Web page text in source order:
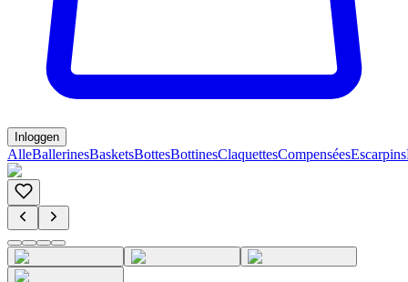
Inloggen
AlleBallerinesBasketsBottesBottinesClaquettesCompenséesEscarpins